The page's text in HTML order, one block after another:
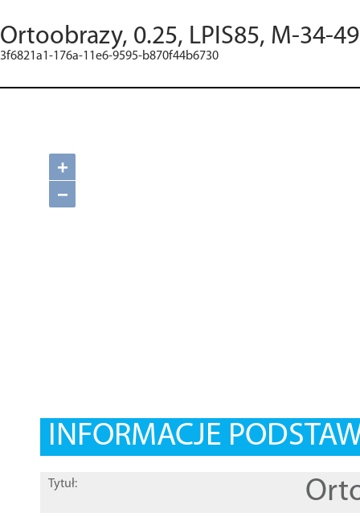
Ortoobrazy, 0.25, LPIS85, M-34-
3f6821a1-176a-11e6-9595-b870f44b6730
+
−
INFORMACJE
Tytuł: